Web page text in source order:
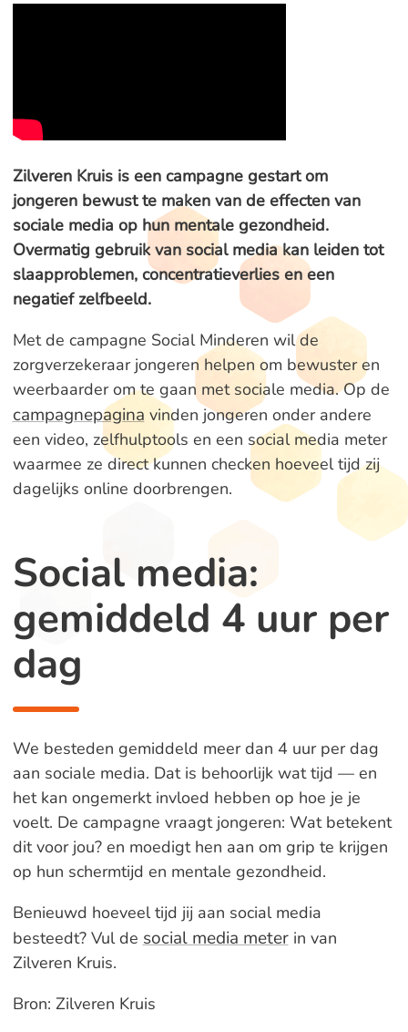
Zilveren Kruis is een campagne gestart om
jongeren bewust te maken van de effecten van
sociale media op hun mentale gezondheid.
Overmatig gebruik van social media kan leiden tot
slaapproblemen, concentratieverlies en een
negatief zelfbeeld.
Met de campagne Social Minderen wil de
zorgverzekeraar jongeren helpen om bewuster en
weerbaarder om te gaan met sociale media. Op de
campagnepagina vinden jongeren onder andere
een video, zelfhulptools en een social media meter
waarmee ze direct kunnen checken hoeveel tijd zij
dagelijks online doorbrengen.
Social media:
gemiddeld 4 uur per
dag
We besteden gemiddeld meer dan 4 uur per dag
aan sociale media. Dat is behoorlijk wat tijd — en
het kan ongemerkt invloed hebben op hoe je je
voelt. De campagne vraagt jongeren: Wat betekent
dit voor jou? en moedigt hen aan om grip te krijgen
op hun schermtijd en mentale gezondheid.
Benieuwd hoeveel tijd jij aan social media
besteedt? Vul de social media meterin van
Zilveren Kruis.
Bron: Zilveren Kruis